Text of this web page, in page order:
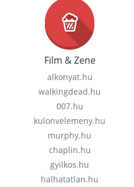
Film & Zene
alkonyat.hu
walkingdead.hu
007.hu
kulonvelemeny.hu
murphy.hu
chaplin.hu
gyilkos.hu
halhatatlan.hu